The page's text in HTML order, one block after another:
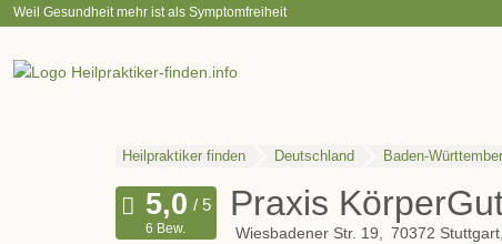
Weil Gesundheit mehr ist als Symptomfreiheit
Heilpraktiker finden Deutschland Baden-
Praxis
Wiesbadener Str. 19 70372 Stuttgart
6 Bew.